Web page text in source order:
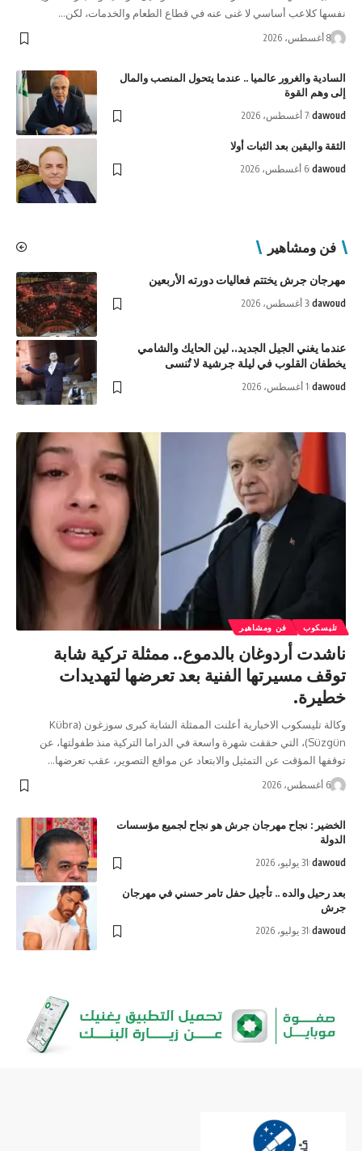
نفسها كلاعب أساسي لا غنى عنه في قطاع الطعام والخدمات، لكن…
8 أغسطس، 2026
السادية والغرور عالميا .. عندما يتحول المنصب والمال
إلى وهم القوة
dawoud 7 أغسطس، 2026
الثقة واليقين بعد الثبات أولا
dawoud 6 أغسطس، 2026
فن ومشاهير
مهرجان جرش يختتم فعاليات دورته الأربعين
dawoud 3 أغسطس، 2026
عندما يغني الجيل الجديد.. لين الحايك والشامي
يخطفان القلوب في ليلة جرشية لا تُنسى
dawoud 1 أغسطس، 2026
تليسكوب فن ومشاهير
ناشدت أردوغان بالدموع.. ممثلة تركية شابة
توقف مسيرتها الفنية بعد تعرضها لتهديدات
خطيرة.
وكالة تليسكوب الاخبارية أعلنت الممثلة الشابة كبرى سوزغون (Kübra
Süzgün)، التي حققت شهرة واسعة في الدراما التركية منذ طفولتها، عن
توقفها المؤقت عن التمثيل والابتعاد عن مواقع التصوير، عقب تعرضها…
6 أغسطس، 2026
الخضير : نجاح مهرجان جرش هو نجاح لجميع مؤسسات
الدولة
dawoud 31 يوليو، 2026
بعد رحيل والده .. تأجيل حفل تامر حسني في مهرجان
جرش
dawoud 31 يوليو، 2026